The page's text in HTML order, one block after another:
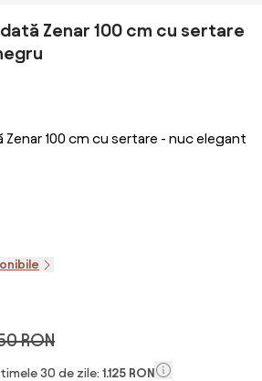
Zenar 100 cm cu sertare
100 cm cu sertare - nuc elegant
RON
30 de zile: 1.125 RON